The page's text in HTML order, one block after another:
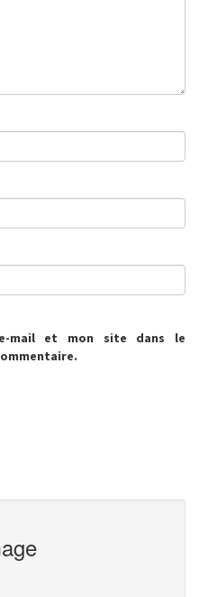
mail et mon site dans le